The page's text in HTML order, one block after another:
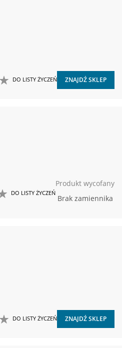
DO LISTY ŻYCZEŃ ZNAJDŹ SKLEP
DO LISTY ŻYCZEŃ
Produkt wycofany
Brak zamiennika
DO LISTY ŻYCZEŃ ZNAJDŹ SKLEP